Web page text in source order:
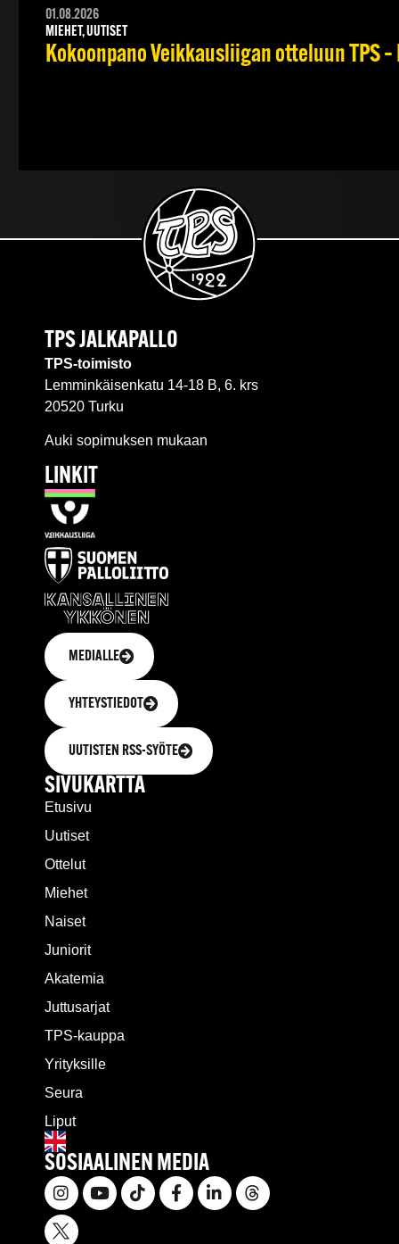
01.08.2026
MIEHET, UUTISET
Kokoonpano Veikkausliigan otteluun TPS
TPS JALKAPALLO
TPS-toimisto
Lemminkäisenkatu 14-18 B, 6. krs
20520 Turku
Auki sopimuksen mukaan
LINKIT
MEDIALLE
YHTEYSTIEDOT
UUTISTEN RSS-SYÖTE
SIVUKARTTA
Etusivu
Uutiset
Ottelut
Miehet
Naiset
Juniorit
Akatemia
Juttusarjat
TPS-kauppa
Yrityksille
Seura
Liput
SOSIAALINEN MEDIA